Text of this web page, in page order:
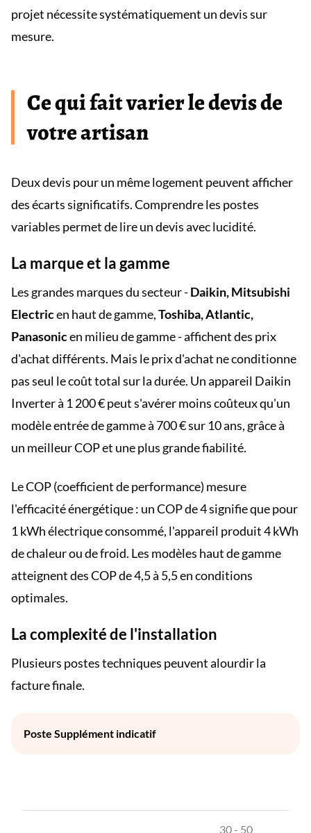
projet nécessite systématiquement un devis sur
mesure.
Ce qui fait varier le devis de
votre artisan
Deux devis pour un même logement peuvent afficher
des écarts significatifs. Comprendre les postes
variables permet de lire un devis avec lucidité.
La marque et la gamme
Les grandes marques du secteur -Daikin, Mitsubishi
Electricen haut de gamme,Toshiba, Atlantic,
Panasonicen milieu de gamme - affichent des prix
d'achat différents. Mais le prix d'achat ne conditionne
pas seul le coût total sur la durée. Un appareil Daikin
Inverter à 1 200 € peut s'avérer moins coûteux qu'un
modèle entrée de gamme à 700 € sur 10 ans, grâce à
un meilleur COP et une plus grande fiabilité.
Le COP (coefficient de performance) mesure
l'efficacité énergétique : un COP de 4 signifie que pour
1 kWh électrique consommé, l'appareil produit 4 kWh
de chaleur ou de froid. Les modèles haut de gamme
atteignent des COP de 4,5 à 5,5 en conditions
optimales.
La complexité de l'installation
Plusieurs postes techniques peuvent alourdir la
facture finale.
Poste Supplément indicatif
30 - 50